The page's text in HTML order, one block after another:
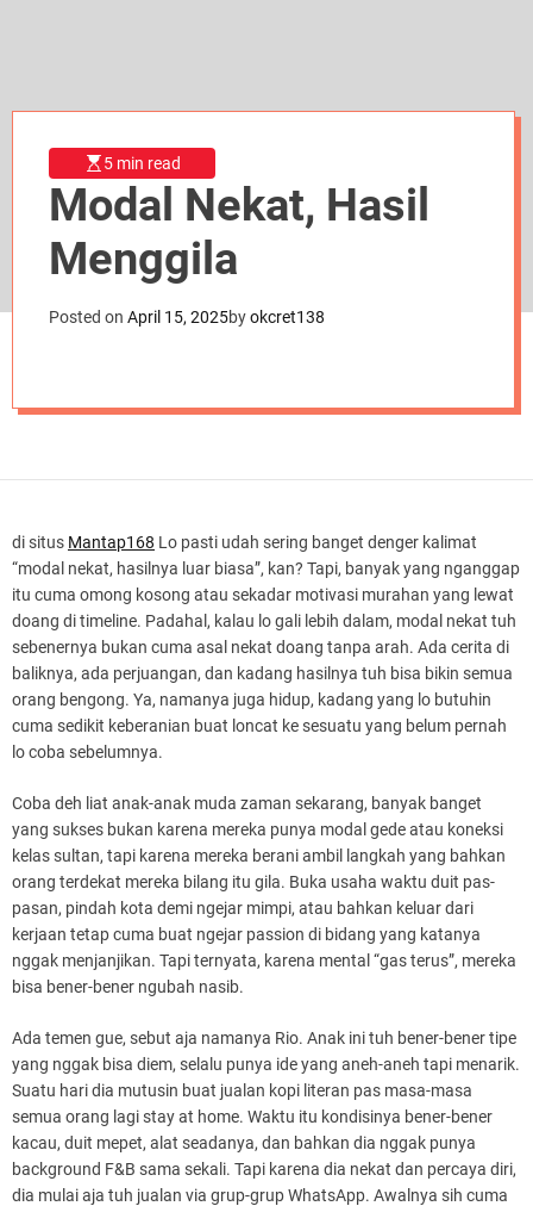
5 min read
Modal Nekat, Hasil
Menggila
Posted on April 15, 2025byokcret138
di situs Mantap168 Lo pasti udah sering banget denger kalimat
“modal nekat, hasilnya luar biasa”, kan? Tapi, banyak yang nganggap
itu cuma omong kosong atau sekadar motivasi murahan yang lewat
doang di timeline. Padahal, kalau lo gali lebih dalam, modal nekat tuh
sebenernya bukan cuma asal nekat doang tanpa arah. Ada cerita di
baliknya, ada perjuangan, dan kadang hasilnya tuh bisa bikin semua
orang bengong. Ya, namanya juga hidup, kadang yang lo butuhin
cuma sedikit keberanian buat loncat ke sesuatu yang belum pernah
lo coba sebelumnya.
Coba deh liat anak-anak muda zaman sekarang, banyak banget
yang sukses bukan karena mereka punya modal gede atau koneksi
kelas sultan, tapi karena mereka berani ambil langkah yang bahkan
orang terdekat mereka bilang itu gila. Buka usaha waktu duit pas-
pasan, pindah kota demi ngejar mimpi, atau bahkan keluar dari
kerjaan tetap cuma buat ngejar passion di bidang yang katanya
nggak menjanjikan. Tapi ternyata, karena mental “gas terus”, mereka
bisa bener-bener ngubah nasib.
Ada temen gue, sebut aja namanya Rio. Anak ini tuh bener-bener tipe
yang nggak bisa diem, selalu punya ide yang aneh-aneh tapi menarik.
Suatu hari dia mutusin buat jualan kopi literan pas masa-masa
semua orang lagi stay at home. Waktu itu kondisinya bener-bener
kacau, duit mepet, alat seadanya, dan bahkan dia nggak punya
background F&B sama sekali. Tapi karena dia nekat dan percaya diri,
dia mulai aja tuh jualan via grup-grup WhatsApp. Awalnya sih cuma